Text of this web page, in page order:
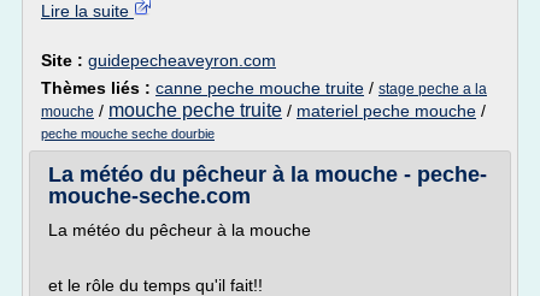
Lire la suite
Site : guidepecheaveyron.com
Thèmes liés : canne peche mouche truite / stage peche a la
mouche / mouche peche truite / materiel peche mouche /
peche mouche seche dourbie
La météo du pêcheur à la mouche - peche-
mouche-seche.com
La météo du pêcheur à la mouche
et le rôle du temps qu'il fait!!